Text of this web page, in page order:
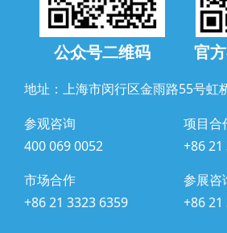
公众号二维码 官
地址：上海市闵行区金雨路55号虹
参观咨询
400 069 0052
项目合
+86 21
市场合作
+86 21 3323 6359
参展咨
+86 21